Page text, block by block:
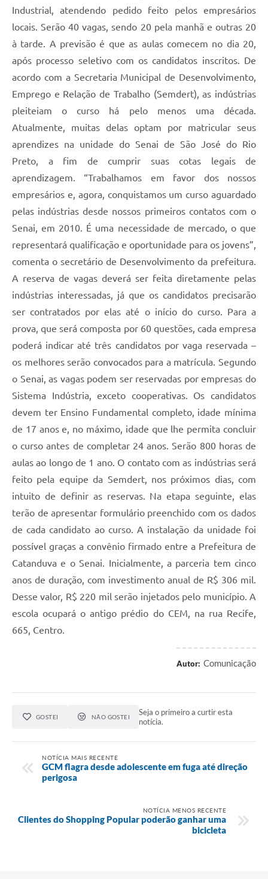
Diário Oficial
Contato
Editais
Industrial, atendendo pedido feito pelos empresários
locais. Serão 40 vagas, sendo 20 pela manhã e outras 20
à tarde. A previsão é que as aulas comecem no dia 20,
após processo seletivo com os candidatos inscritos. De
acordo com a Secretaria Municipal de Desenvolvimento,
Emprego e Relação de Trabalho (Semdert), as indústrias
pleiteiam o curso há pelo menos uma década.
Atualmente, muitas delas optam por matricular seus
aprendizes na unidade do Senai de São José do Rio
Preto, a fim de cumprir suas cotas legais de
aprendizagem. “Trabalhamos em favor dos nossos
empresários e, agora, conquistamos um curso aguardado
pelas indústrias desde nossos primeiros contatos com o
Senai, em 2010. É uma necessidade de mercado, o que
representará qualificação e oportunidade para os jovens”,
comenta o secretário de Desenvolvimento da prefeitura.
A reserva de vagas deverá ser feita diretamente pelas
indústrias interessadas, já que os candidatos precisarão
ser contratados por elas até o início do curso. Para a
prova, que será composta por 60 questões, cada empresa
poderá indicar até três candidatos por vaga reservada –
os melhores serão convocados para a matrícula. Segundo
o Senai, as vagas podem ser reservadas por empresas do
Sistema Indústria, exceto cooperativas. Os candidatos
devem ter Ensino Fundamental completo, idade mínima
de 17 anos e, no máximo, idade que lhe permita concluir
o curso antes de completar 24 anos. Serão 800 horas de
aulas ao longo de 1 ano. O contato com as indústrias será
feito pela equipe da Semdert, nos próximos dias, com
intuito de definir as reservas. Na etapa seguinte, elas
terão de apresentar formulário preenchido com os dados
de cada candidato ao curso. A instalação da unidade foi
possível graças a convênio firmado entre a Prefeitura de
Catanduva e o Senai. Inicialmente, a parceria tem cinco
anos de duração, com investimento anual de R$ 306 mil.
Desse valor, R$ 220 mil serão injetados pelo município. A
escola ocupará o antigo prédio do CEM, na rua Recife,
665, Centro.
Autor: Comunicação
GOSTEI NÃO GOSTEI
Seja o primeiro a curtir esta
notícia.
NOTÍCIA MAIS RECENTE
GCM flagra desde adolescente em fuga até direção
perigosa
NOTÍCIA MENOS RECENTE
Clientes do Shopping Popular poderão ganhar uma
bicicleta